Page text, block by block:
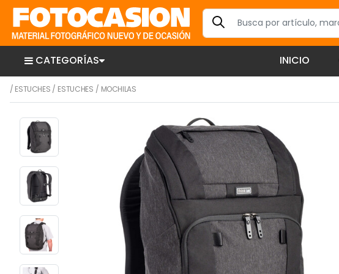
CATEGORÍAS INICIO
/ ESTUCHES / ESTUCHES / MOCHILAS